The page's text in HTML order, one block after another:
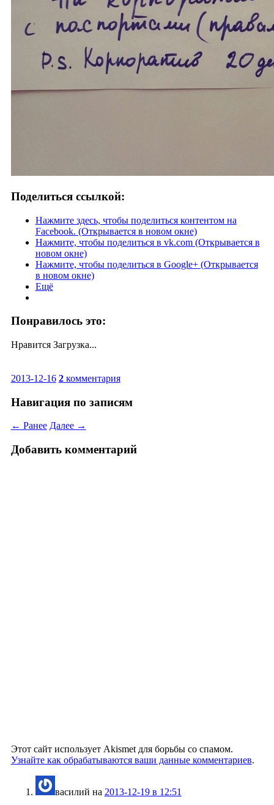
Поделиться ссылкой:
Нажмите здесь, чтобы поделиться контентом на
Facebook. (Открывается в новом окне)
Нажмите, чтобы поделиться в vk.com (Открывается в
новом окне)
Нажмите, чтобы поделиться в Google+ (Открывается
в новом окне)
Ещё
Понравилось это:
Нравится Загрузка...
2013-12-16 2комментария
Навигация по записям
← Ранее Далее →
Добавить комментарий
Этот сайт использует Akismet для борьбы со спамом.
Узнайте как обрабатываются ваши данные комментариев.
василий на 2013-12-19 в 12:51